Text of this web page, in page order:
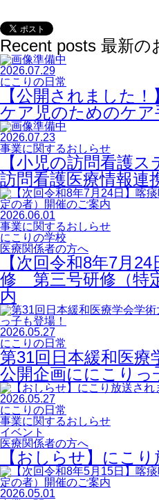
Recent posts 最新の
2026.07.29
にこりの日常
【公開されました
ケア児のためのケア
2026.07.23
事業に関するおしらせ
【小児の訪問看護
訪問看護医療情報連
2026.06.01
事業に関するおしらせ
にこりの学校
医療関係者の方へ
【次回令和8年7月
修 第三号研修（特
内
2026.05.27
にこりの日常
第31回日本緩和医
公開企画ににこりっ
2026.05.27
にこりの日常
事業に関するおしらせ
イベント
医療関係者の方へ
【おしらせ】にこ
2026.05.01